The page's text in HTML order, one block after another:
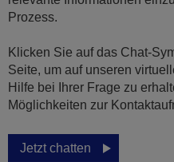
Prozess.
Klicken Sie auf das Chat-
Seite, um auf unseren
Hilfe bei Ihrer Frage zu
Möglichkeiten zur
Jetzt chatten